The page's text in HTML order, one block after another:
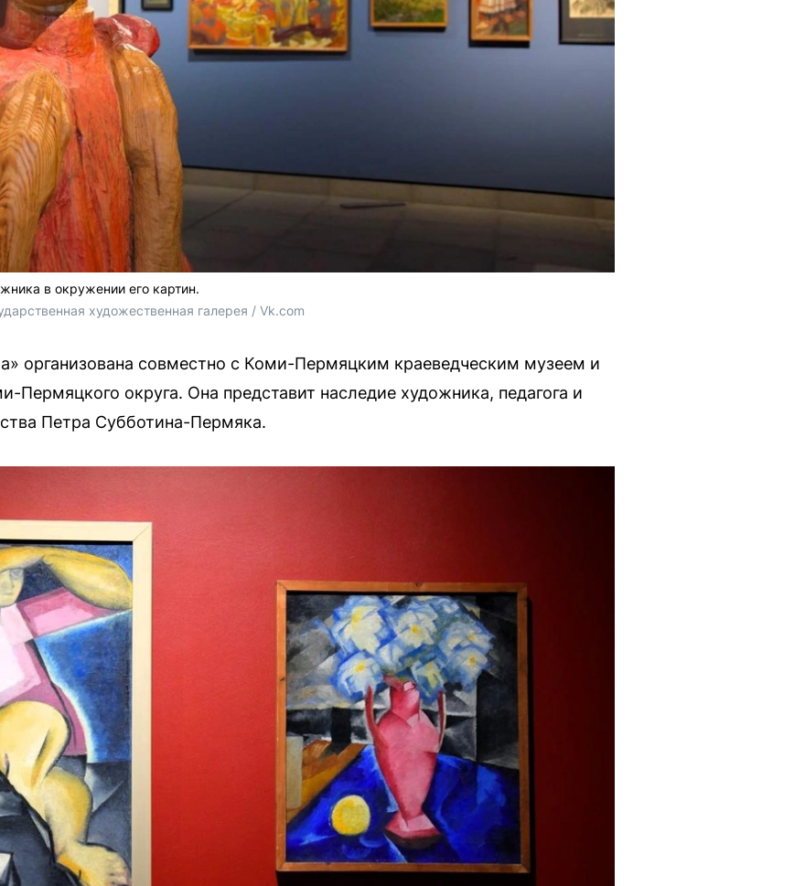
в окружении его картин.
художественная галерея / Vk.com
организована совместно с Коми-Пермяцким краеведческим музеем и
Пермяцкого округа. Она представит наследие художника, педагога и
Петра Субботина-Пермяка.